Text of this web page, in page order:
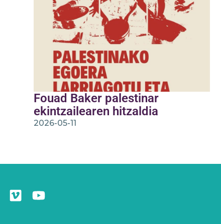
Fouad Baker palestinar
ekintzailearen hitzaldia
2026-05-11